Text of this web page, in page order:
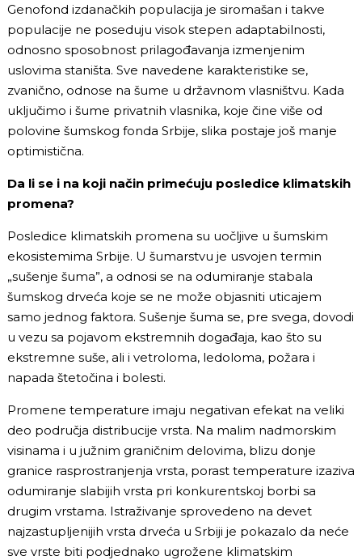
Genofond izdanačkih populacija je siromašan i takve
populacije ne poseduju visok stepen adaptabilnosti,
odnosno sposobnost prilagođavanja izmenjenim
uslovima staništa. Sve navedene karakteristike se,
zvanično, odnose na šume u državnom vlasništvu. Kada
uključimo i šume privatnih vlasnika, koje čine više od
polovine šumskog fonda Srbije, slika postaje još manje
optimistična.
Da li se i na koji način primećuju posledice klimatskih
promena?
Posledice klimatskih promena su uočljive u šumskim
ekosistemima Srbije. U šumarstvu je usvojen termin
„sušenje šuma”, a odnosi se na odumiranje stabala
šumskog drveća koje se ne može objasniti uticajem
samo jednog faktora. Sušenje šuma se, pre svega, dovodi
u vezu sa pojavom ekstremnih događaja, kao što su
ekstremne suše, ali i vetroloma, ledoloma, požara i
napada štetočina i bolesti.
Promene temperature imaju negativan efekat na veliki
deo područja distribucije vrsta. Na malim nadmorskim
visinama i u južnim graničnim delovima, blizu donje
granice rasprostranjenja vrsta, porast temperature izaziva
odumiranje slabijih vrsta pri konkurentskoj borbi sa
drugim vrstama. Istraživanje sprovedeno na devet
najzastupljenijih vrsta drveća u Srbiji je pokazalo da neće
sve vrste biti podjednako ugrožene klimatskim